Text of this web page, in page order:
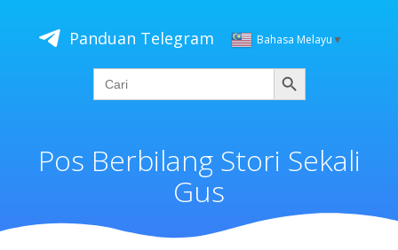
to
content
Panduan Telegram Bahasa Melayu▼
Search
for:
Cari
Pos Berbilang Stori Sekali
Gus